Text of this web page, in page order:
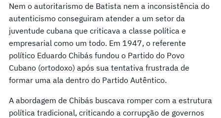
Nem o autoritarismo de Batista nem a inconsistência do
autenticismo conseguiram atender a um setor da
juventude cubana que criticava a classe política e
empresarial como um todo. Em 1947, o referente
político Eduardo Chibás fundou o Partido do Povo
Cubano (ortodoxo) após sua tentativa frustrada de
formar uma ala dentro do Partido Autêntico.
A abordagem de Chibás buscava romper com a estrutura
política tradicional, criticando a corrupção de governos